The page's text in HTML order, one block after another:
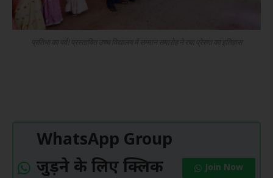
WhatsApp Group
जुड़ने के लिए क्लिक
Join Now